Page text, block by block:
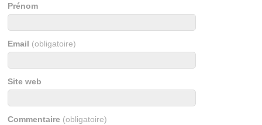
Prénom
Email (obligatoire)
Site web
Commentaire (obligatoire)